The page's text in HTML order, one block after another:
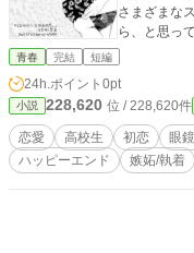
さまざまな
ら、と思っ
☆.｡.*☆ 『花霞に
青春 完結 短編
24h.ポイント 0pt
小説 228,620 位 / 228,620件
恋愛 高校生 初恋 眼
ハッピーエンド
嫉妬/執着